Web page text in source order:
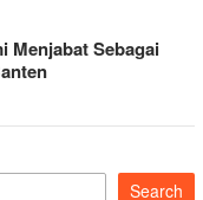
Menjabat Sebagai
Search